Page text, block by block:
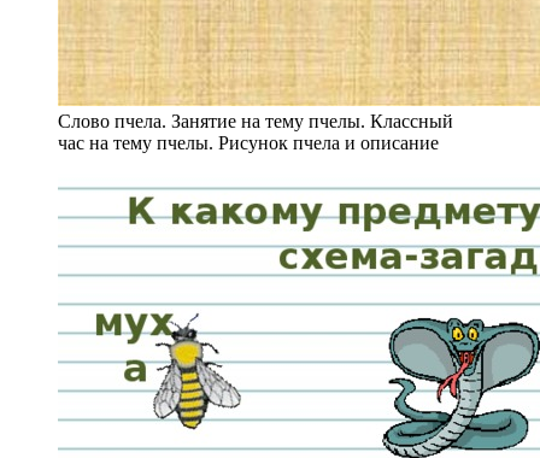
Слово пчела. Занятие на тему пчелы. Классный
час на тему пчелы. Рисунок пчела и описание